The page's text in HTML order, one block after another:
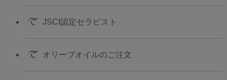
JSCI認定セラピスト
オリーブオイルのご注文